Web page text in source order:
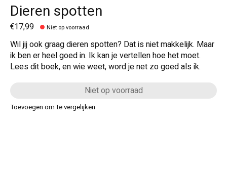
Dieren spotten
€17,99 Niet op voorraad
Wil jij ook graag dieren spotten? Dat is niet makkelijk. Maar
ik ben er heel goed in. Ik kan je vertellen hoe het moet.
Lees dit boek, en wie weet, word je net zo goed als ik.
Niet op voorraad
Toevoegen om te vergelijken